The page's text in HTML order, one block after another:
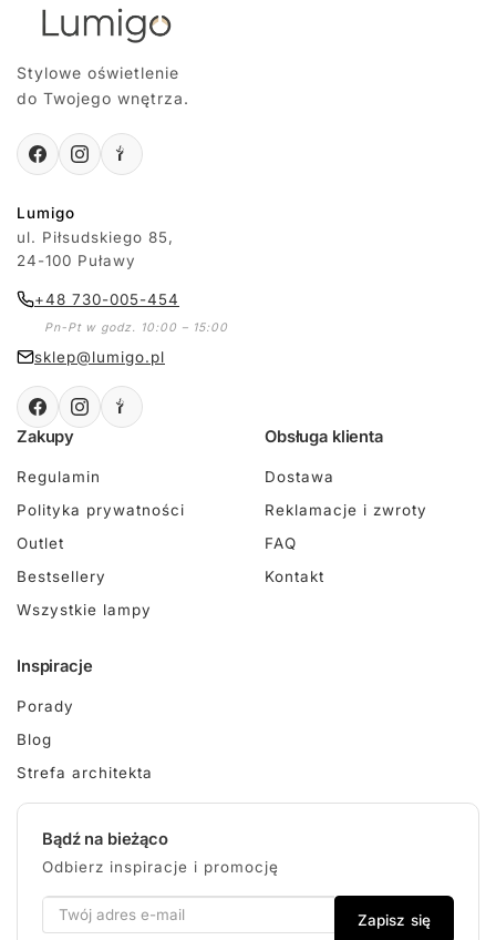
Stylowe oświetlenie
do Twojego wnętrza.
Lumigo
ul. Piłsudskiego 85,
24-100 Puławy
+48 730-005-454
Pn-Pt w godz. 10:00 – 15:00
sklep@lumigo.pl
Zakupy
Regulamin
Polityka prywatności
Outlet
Bestsellery
Wszystkie lampy
Obsługa klienta
Dostawa
Reklamacje i zwroty
FAQ
Kontakt
Inspiracje
Porady
Blog
Strefa architekta
Bądź na bieżąco
Odbierz inspiracje i promocję
Zapisz się